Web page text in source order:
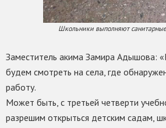
Школьники выполняют
Заместитель акима Замира Адышова:
будем смотреть на села, где
работу.
Может быть, с третьей четверти
разрешим открыться детским садам,